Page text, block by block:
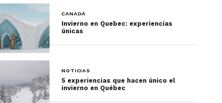
CANADÁ
Invierno en Quebec: experiencias
únicas
NOTICIAS
5 experiencias que hacen único el
invierno en Québec